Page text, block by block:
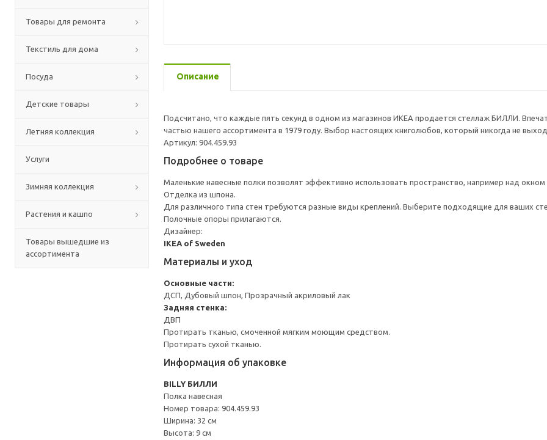
Товары для ремонта
Текстиль для дома
Посуда
Детские товары
Летняя коллекция
Услуги
Зимняя коллекция
Растения и кашпо
Товары вышедшие из
ассортимента
Описание
Подсчитано, что каждые пять секунд в одном из магазинов ИКЕА продается стеллаж БИЛЛИ.
частью нашего ассортимента в 1979 году. Выбор настоящих книголюбов, который никогда не
Артикул: 904.459.93
Подробнее о товаре
Маленькие навесные полки позволят эффективно использовать пространство, например над
Отделка из шпона.
Для различного типа стен требуются разные виды креплений. Выберите подходящие для ваших
Полочные опоры прилагаются.
Дизайнер:
IKEA of Sweden
Материалы и уход
Основные части:
ДСП, Дубовый шпон, Прозрачный акриловый лак
Задняя стенка:
ДВП
Протирать тканью, смоченной мягким моющим средством.
Протирать сухой тканью.
Информация об упаковке
BILLY БИЛЛИ
Полка навесная
Номер товара: 904.459.93
Ширина: 32 см
Высота: 9 см